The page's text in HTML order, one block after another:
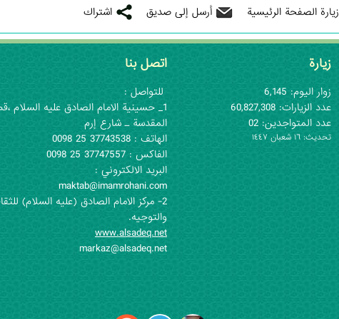
زيارة الصفحة الرئيسية أرسل إلى صديق اشتراك
زيارة
زوار اليوم: 6,145
عدد الزيارات: 60,827,308
عدد المتواجدين: 02
تحديث: ١٦ شعبان ١٤٤٧
اتصل بنا
للتواصل :
1_ حسينية الامام الصادق عليه السلام
المقدسة ـ شارع إرم
الهاتف : 37743538 25 0098
الفاكس : 37747557 25 0098
البريد الالكتروني :
maktab@imamrohani.com
2- مركز الامام الصادق (علیه السلام)
والتوجيه.
www.alsadeq.net
markaz@alsadeq.net